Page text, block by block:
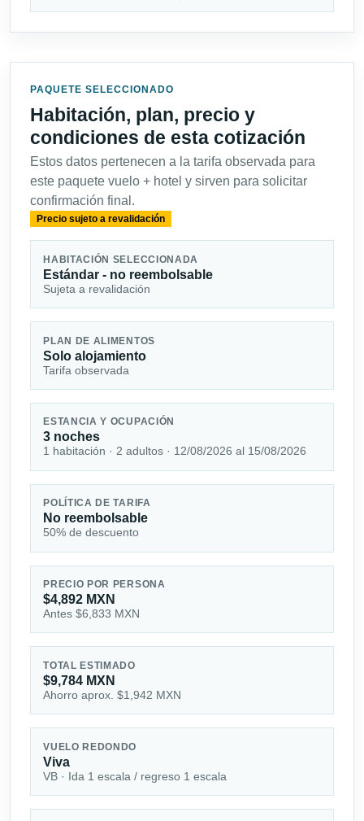
PAQUETE SELECCIONADO
Habitación, plan, precio y
condiciones de esta cotización
Estos datos pertenecen a la tarifa observada para
este paquete vuelo + hotel y sirven para solicitar
confirmación final.
Precio sujeto a revalidación
HABITACIÓN SELECCIONADA
Estándar - no reembolsable
Sujeta a revalidación
PLAN DE ALIMENTOS
Solo alojamiento
Tarifa observada
ESTANCIA Y OCUPACIÓN
3 noches
1 habitación · 2 adultos · 12/08/2026 al 15/08/2026
POLÍTICA DE TARIFA
No reembolsable
50% de descuento
PRECIO POR PERSONA
$4,892 MXN
Antes $6,833 MXN
TOTAL ESTIMADO
$9,784 MXN
Ahorro aprox. $1,942 MXN
VUELO REDONDO
Viva
VB · Ida 1 escala / regreso 1 escala